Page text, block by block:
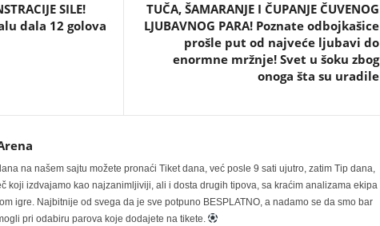
SILE!
dala 12 golova
TUČA, ŠAMARANJE I ČUPANJE ČUVENOG
LJUBAVNOG PARA! Poznate odbojkašice
prošle put od najveće ljubavi do
enormne mržnje! Svet u šoku zbog
onoga šta su uradile
na našem sajtu možete pronaći Tiket dana, već posle 9 sati ujutro, zatim Tip dana,
koji izdvajamo kao najzanimljiviji, ali i dosta drugih tipova, sa kraćim analizama ekipa
igre. Najbitnije od svega da je sve potpuno BESPLATNO, a nadamo se da smo bar
pri odabiru parova koje dodajete na tikete.